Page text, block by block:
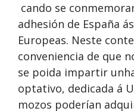
cando se
adhesión de España
Europeas. Neste
conveniencia de que
se poida impartir
optativo, dedicada á
mozos poderían